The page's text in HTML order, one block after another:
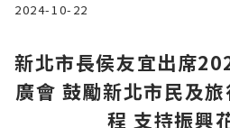
2024-10-22
新北市長侯友宜出席
廣會 鼓勵新北市民及
程 支持振興